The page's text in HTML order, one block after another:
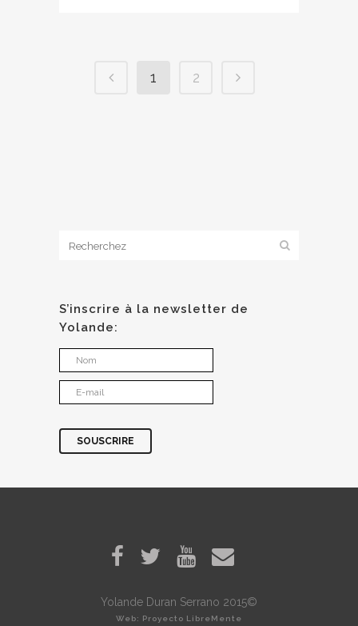
1 2
S’inscrire à la newsletter de
Yolande:
Yolande Duran Serrano 2015©
Web: Proyecto LibreMente